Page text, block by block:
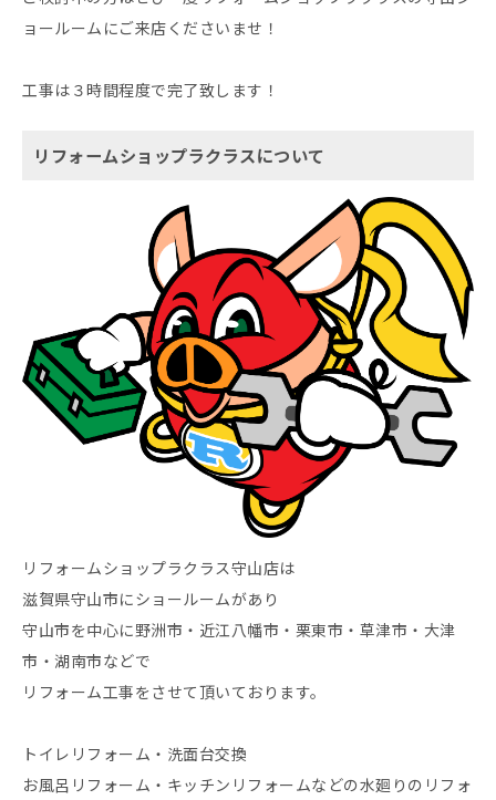
ョールームにご来店くださいませ！
工事は３時間程度で完了致します！
リフォームショップラクラスについて
リフォームショップラクラス守山店は
滋賀県守山市にショールームがあり
守山市を中心に野洲市・近江八幡市・栗東市・草津市・大津
市・湖南市などで
リフォーム工事をさせて頂いております。
トイレリフォーム・洗面台交換
お風呂リフォーム・キッチンリフォームなどの水廻りのリフォ